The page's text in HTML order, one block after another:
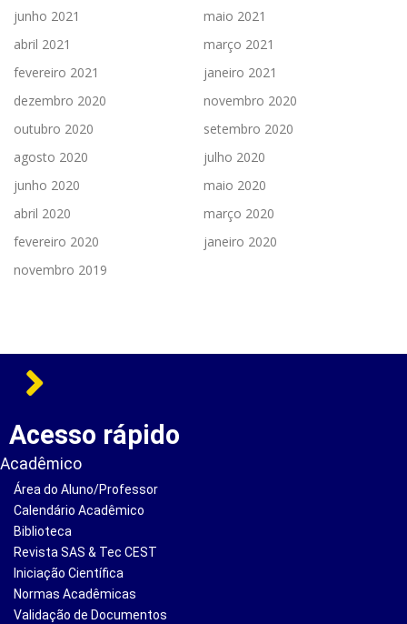
junho 2021
maio 2021
abril 2021
março 2021
fevereiro 2021
janeiro 2021
dezembro 2020
novembro 2020
outubro 2020
setembro 2020
agosto 2020
julho 2020
junho 2020
maio 2020
abril 2020
março 2020
fevereiro 2020
janeiro 2020
novembro 2019
Acesso rápido
Acadêmico
Área do Aluno/Professor
Calendário Acadêmico
Biblioteca
Revista SAS & Tec CEST
Iniciação Científica
Normas Acadêmicas
Validação de Documentos